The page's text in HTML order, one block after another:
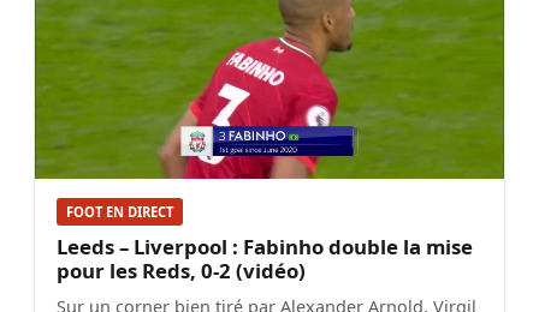
FOOT EN DIRECT
Leeds – Liverpool : Fabinho double la mise
pour les Reds, 0-2 (vidéo)
Sur un corner bien tiré par Alexander Arnold, Virgil